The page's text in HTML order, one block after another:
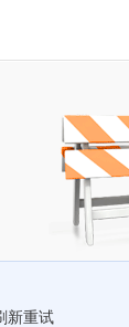
新重试